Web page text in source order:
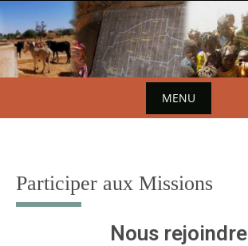
MENU
Participer aux Missions
Nous rejoindre